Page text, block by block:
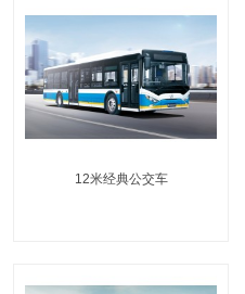
12米经典公交车